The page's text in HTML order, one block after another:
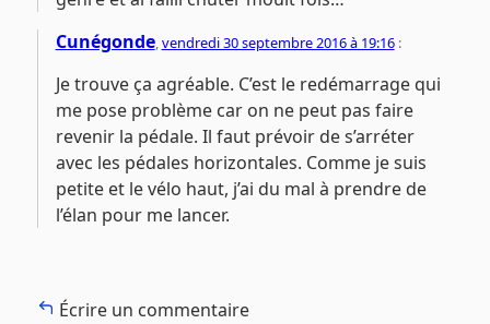
Cunégonde,vendredi 30 septembre 2016 à 19:16:
Je trouve ça agréable. C’est le redémarrage qui
me pose problème car on ne peut pas faire
revenir la pédale. Il faut prévoir de s’arréter
avec les pédales horizontales. Comme je suis
petite et le vélo haut, j’ai du mal à prendre de
l’élan pour me lancer.
Écrire un commentaire